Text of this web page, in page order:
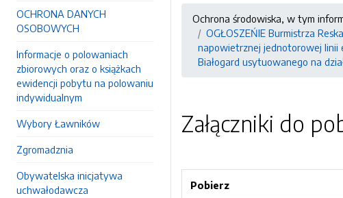
OCHRONA DANYCH
OSOBOWYCH
Informacje o polowaniach
zbiorowych oraz o książkach
ewidencji pobytu na polowaniu
indywidualnym
Wybory Ławników
Zgromadznia
Obywatelska inicjatywa
uchwałodawcza
Ochrona środowiska, w tym
OGŁOSZEŃIE Burmistrza
napowietrznej jednotorowej linii
Białogard usytuowanego na
Załączniki do
Pobierz